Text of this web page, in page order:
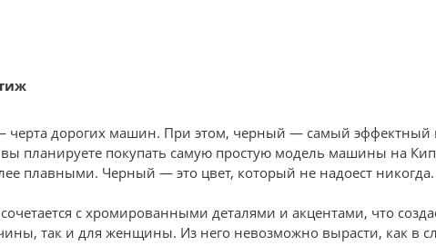
дорогих машин. При этом, черный — самый эффектный
планируете покупать самую простую модель машины на
плавными. Черный — это цвет, который не надоест никогда.
с хромированными деталями и акцентами, что
так и для женщины. Из него невозможно вырасти, как в